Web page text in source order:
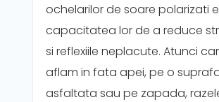
ochelarilor de soare polarizati
capacitatea lor de a reduce
si reflexiile neplacute. Atunci
aflam in fata apei, pe o
asfaltata sau pe zapada,